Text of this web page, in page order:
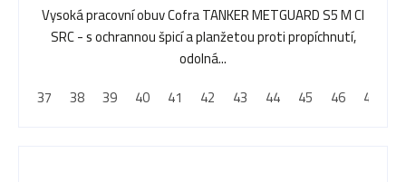
Vysoká pracovní obuv Cofra TANKER METGUARD S5 M CI
SRC - s ochrannou špicí a planžetou proti propíchnutí,
odolná...
37
38 39 40 41 42 43 44 45 46 47